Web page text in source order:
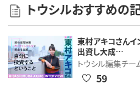
トウシルおすすめの
東村アキコさんイ
出資し大成…
トウシル編集チー
59